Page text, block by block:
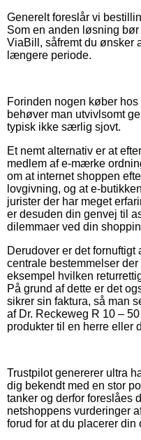
Generelt foreslår vi
Som en anden løsning
ViaBill, såfremt du ønsker
længere periode.
Forinden nogen køber
behøver man utvivlsomt
typisk ikke særlig sjovt.
Et nemt alternativ er at
medlem af e-mærke
om at internet shoppen
lovgivning, og at e-
jurister der har meget
er desuden din genvej til
dilemmaer ved din
Derudover er det fornuftigt
centrale bestemmelser
eksempel hvilken
På grund af dette er det
sikrer sin faktura, så man
af Dr. Reckeweg R 10 –
produkter til en herre eller
Trustpilot genererer ultra
dig bekendt med en stor
tanker og derfor foreslåes
netshoppens vurderinger
forud for at du placerer din